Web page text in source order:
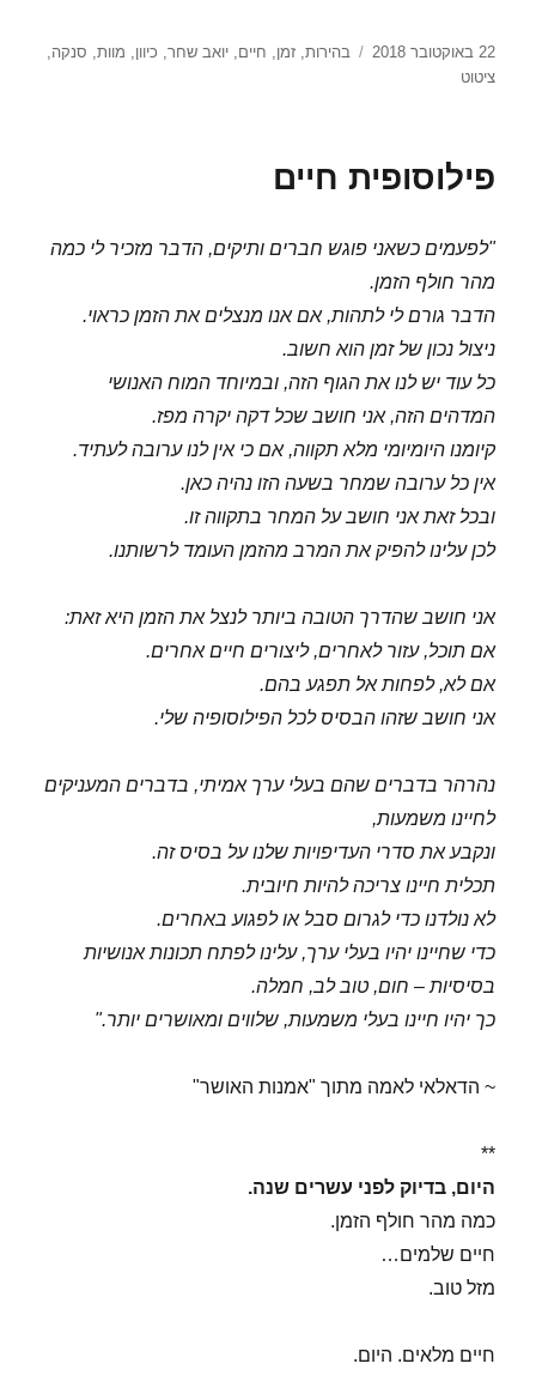
פורסם
בתאריך
22 באוקטובר 2018 תגיות
בהירות,זמן, חיים,יואב שחר, כיוון, מוות, סנקה,
ציטוט
פילוסופית חיים
"לפעמים כשאני פוגש חברים ותיקים, הדבר מזכיר לי כמה
מהר חולף הזמן.
הדבר גורם לי לתהות, אם אנו מנצלים את הזמן כראוי.
ניצול נכון של זמן הוא חשוב.
כל עוד יש לנו את הגוף הזה, ובמיוחד המוח האנושי
המדהים הזה, אני חושב שכל דקה יקרה מפז.
קיומנו היומיומי מלא תקווה, אם כי אין לנו ערובה לעתיד.
אין כל ערובה שמחר בשעה הזו נהיה כאן.
ובכל זאת אני חושב על המחר בתקווה זו.
לכן עלינו להפיק את המרב מהזמן העומד לרשותנו.
אני חושב שהדרך הטובה ביותר לנצל את הזמן היא זאת:
אם תוכל, עזור לאחרים, ליצורים חיים אחרים.
אם לא, לפחות אל תפגע בהם.
אני חושב שזהו הבסיס לכל הפילוסופיה שלי.
נהרהר בדברים שהם בעלי ערך אמיתי, בדברים המעניקים
לחיינו משמעות,
ונקבע את סדרי העדיפויות שלנו על בסיס זה.
תכלית חיינו צריכה להיות חיובית.
לא נולדנו כדי לגרום סבל או לפגוע באחרים.
כדי שחיינו יהיו בעלי ערך, עלינו לפתח תכונות אנושיות
בסיסיות – חום, טוב לב, חמלה.
כך יהיו חיינו בעלי משמעות, שלווים ומאושרים יותר."
~ הדאלאי לאמה מתוך "אמנות האושר"
**
היום, בדיוק לפני עשרים שנה.
כמה מהר חולף הזמן.
חיים שלמים…
מזל טוב.
חיים מלאים. היום.